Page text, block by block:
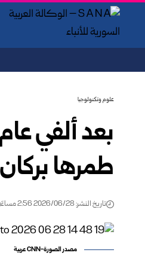
علوم وتكنولوجيا
بعد ألفي
طمرها
تاريخ النشر: 2026/06/28 2:56 مساءً
مصدر الصورة-CNN عربية